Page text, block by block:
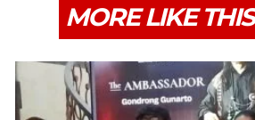
MORE LIKE THIS